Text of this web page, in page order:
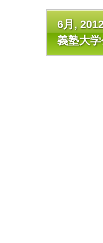
6月,
義塾大学